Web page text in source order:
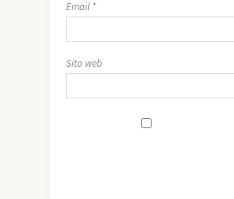
Email *
Sito web